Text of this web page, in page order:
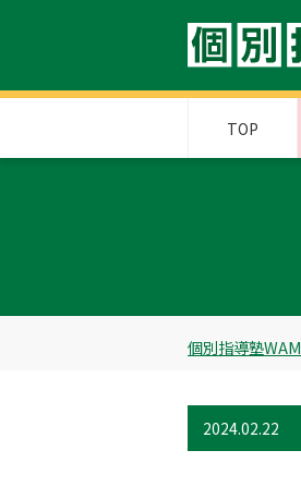
TOP
個別指導塾WAM
2024.02.22